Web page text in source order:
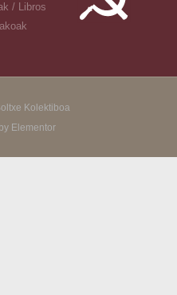
/ Libros
Kolektiboa
Elementor